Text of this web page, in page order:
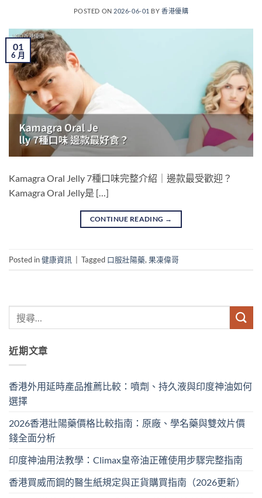
POSTED ON 2026-06-01 BY香港優購
01
6 月
Kamagra Oral Jelly 7種口味完整介紹｜邊款最受歡迎？
Kamagra Oral Jelly是 […]
CONTINUE READING →
Posted in健康資訊 Tagged 口服壯陽藥, 果凍偉哥
近期文章
香港外用延時產品推薦比較：噴劑、持久液與印度神油如何
選擇
2026香港壯陽藥價格比較指南：原廠、學名藥與雙效片價
錢全面分析
印度神油用法教學：Climax皇帝油正確使用步驟完整指南
香港買威而鋼的醫生紙規定與正貨購買指南（2026更新）